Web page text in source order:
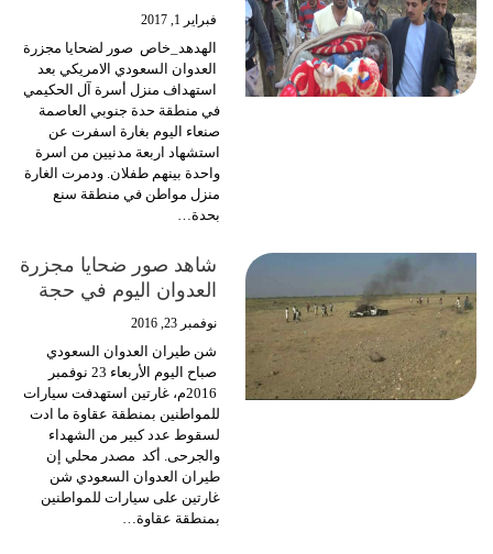
فبراير 1, 2017
الهدهد_خاص صور لضحايا مجزرة
العدوان السعودي الامريكي بعد
استهداف منزل أسرة آل الحكيمي
في منطقة حدة جنوبي العاصمة
صنعاء اليوم بغارة اسفرت عن
استشهاد اربعة مدنيين من اسرة
واحدة بينهم طفلان. ودمرت الغارة
منزل مواطن في منطقة سنع
بحدة…
شاهد صور ضحايا مجزرة
العدوان اليوم في حجة
نوفمبر 23, 2016
شن طيران العدوان السعودي
صباح اليوم اﻷربعاء 23 نوفمبر
2016م، غارتين استهدفت سيارات
للمواطنين بمنطقة عقاوة ما ادت
لسقوط عدد كبير من الشهداء
والجرحى. أكد مصدر محلي إن
طيران العدوان السعودي شن
غارتين على سيارات للمواطنين
بمنطقة عقاوة…